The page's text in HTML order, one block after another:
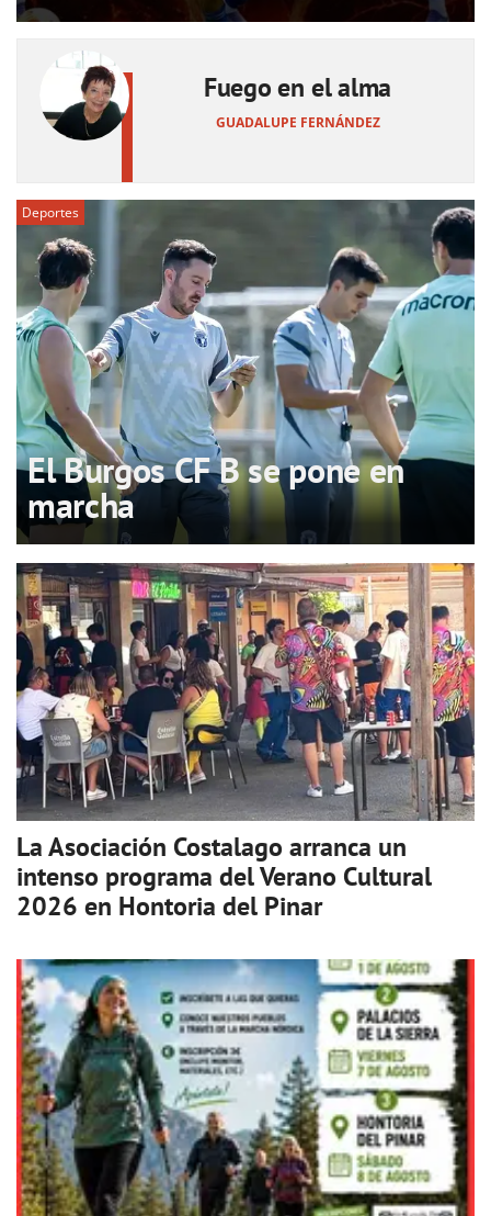
Fuego en el alma
GUADALUPE FERNÁNDEZ
Deportes
El Burgos CF B se pone en
marcha
La Asociación Costalago arranca un
intenso programa del Verano Cultural
2026 en Hontoria del Pinar